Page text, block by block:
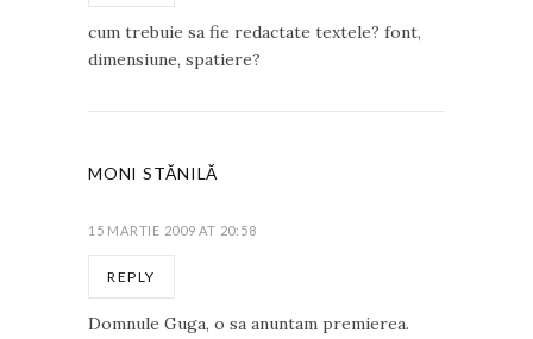
cum trebuie sa fie redactate textele? font,
dimensiune, spatiere?
MONI STĂNILĂ
15 MARTIE 2009 AT 20:58
REPLY
Domnule Guga, o sa anuntam premierea.